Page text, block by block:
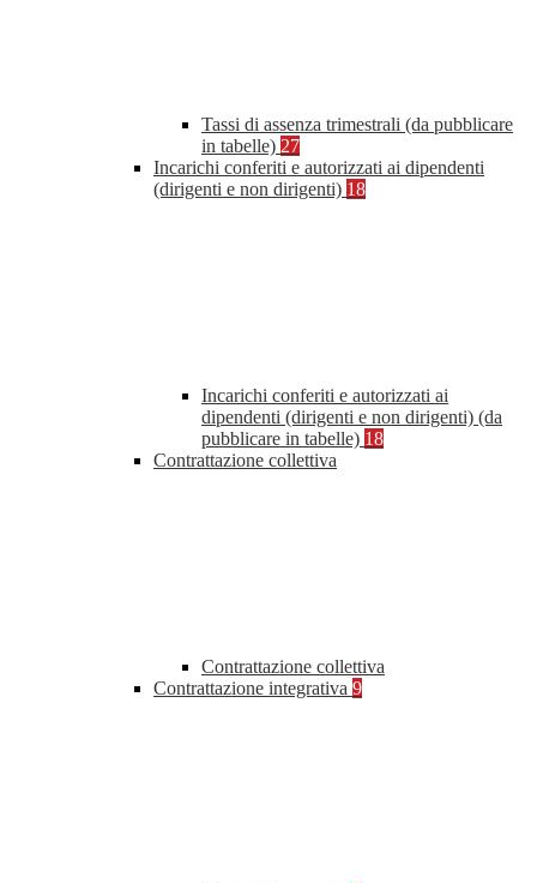
Tassi di assenza trimestrali (da pubblicare
in tabelle) 27
Incarichi conferiti e autorizzati ai dipendenti
(dirigenti e non dirigenti) 18
Incarichi conferiti e autorizzati ai
dipendenti (dirigenti e non dirigenti) (da
pubblicare in tabelle) 18
Contrattazione collettiva
Contrattazione collettiva
Contrattazione integrativa 9